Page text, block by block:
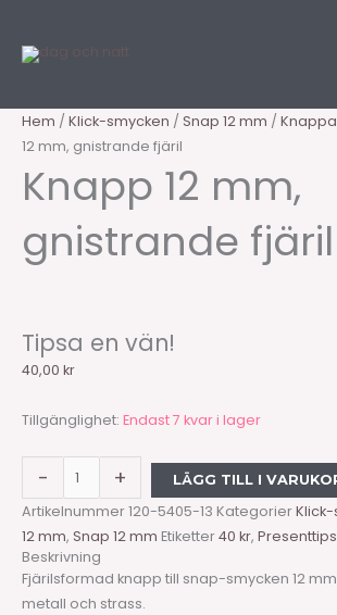
innehåll
Hem / Klick-smycken / Snap 12 mm /
12 mm, gnistrande fjäril
Knapp 12 mm,
gnistrande fjäril
Tipsa en vän!
40,00 kr
Tillgänglighet: Endast 7 kvar i lager
-
mm,
fjäril
+ LÄGG TILL I
Artikelnummer120-5405-13 Kategorier
12 mm, Snap 12 mm Etiketter40 kr,
Beskrivning
Fjärilsformad knapp till snap-smycken 12
metall och strass.